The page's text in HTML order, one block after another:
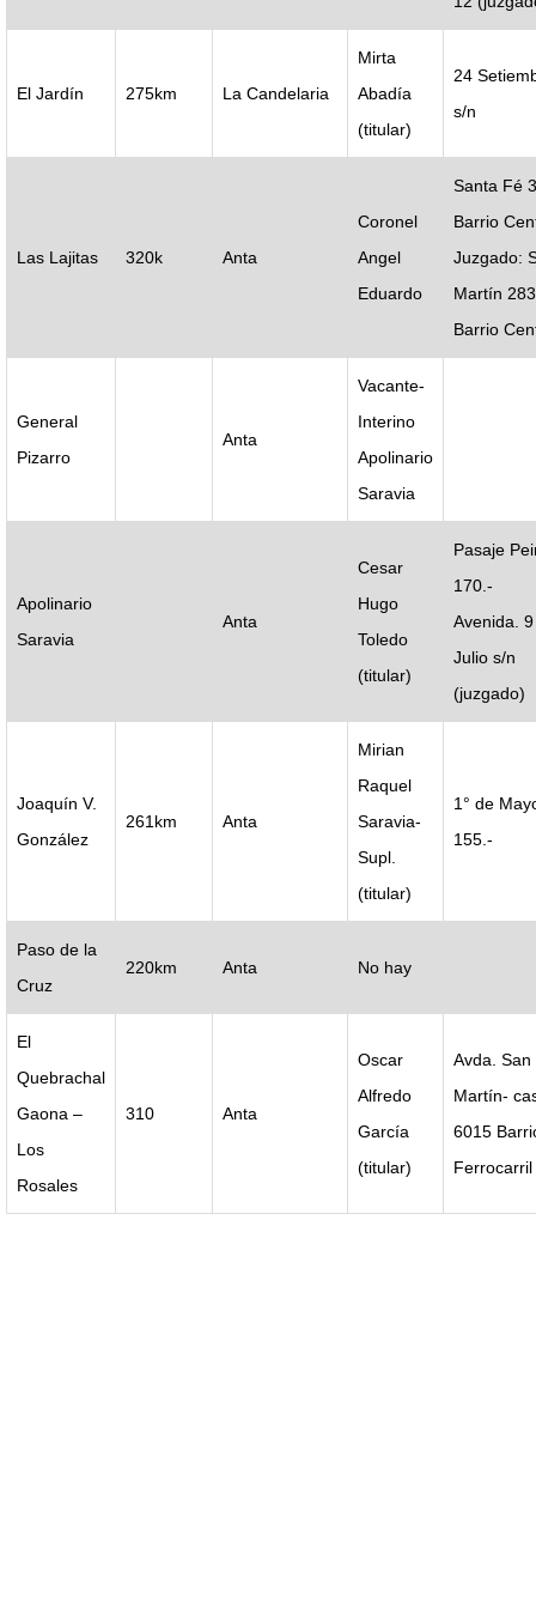
El Jardín 275km La Candelaria
Mirta
Abadía
(titular)
24
s/n
Las Lajitas 320k Anta
Coronel
Angel
Eduardo
Santa Fé
Barrio
Juzgado:
Martín
Barrio
General
Pizarro
Anta
Vacante-
Interino
Apolinario
Saravia
Apolinario
Saravia
Anta
Cesar
Hugo
Toledo
(titular)
Pasaje
170.-
Avenida.
Julio s/n
(juzgado)
Joaquín V.
González
261km Anta
Mirian
Raquel
Saravia-
Supl.
(titular)
1° de
155.-
Paso de la
Cruz
220km Anta No hay
El
Quebrachal
Gaona –
Los
Rosales
310 Anta
Oscar
Alfredo
García
(titular)
Avda. San
Martín-
6015
Ferrocarril